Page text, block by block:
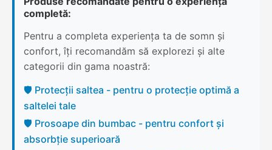
completă:
Pentru a completa experiența ta de somn și
confort, îți recomandăm să explorezi și alte
categorii din gama noastră:
🛡️ Protecții saltea - pentru o protecție optimă a
saltelei tale
🛡️ Prosoape din bumbac - pentru confort și
absorbție superioară